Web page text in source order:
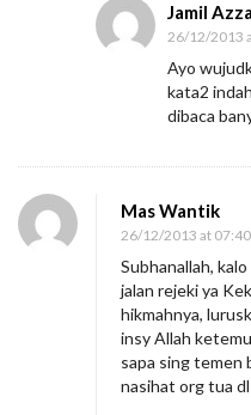
Jamil
26/12/2013
Ayo
kata2
dibaca
Mas Wantik
26/12/2013 at 07:40
Subhanallah,
jalan rejeki ya
hikmahnya,
insy Allah
sapa sing temen
nasihat org tua dl